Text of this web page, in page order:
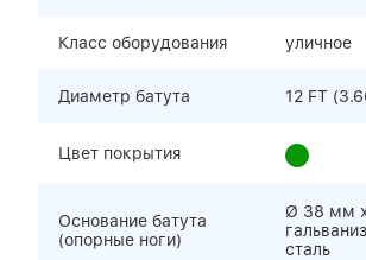
Класс оборудования уличное
Диаметр батута 12 FT
Цвет покрытия
Основание батута
(опорные ноги)
Ø 38 мм
сталь